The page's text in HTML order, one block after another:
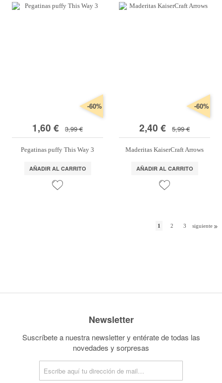
1,60 € 3,99 €
-60%
Pegatinas puffy This Way 3
AÑADIR AL CARRITO
2,40 € 5,99 €
-60%
Maderitas KaiserCraft Arrows
AÑADIR AL CARRITO
1 2 3 siguiente
Newsletter
Suscríbete a nuestra newsletter y entérate de todas las
novedades y sorpresas